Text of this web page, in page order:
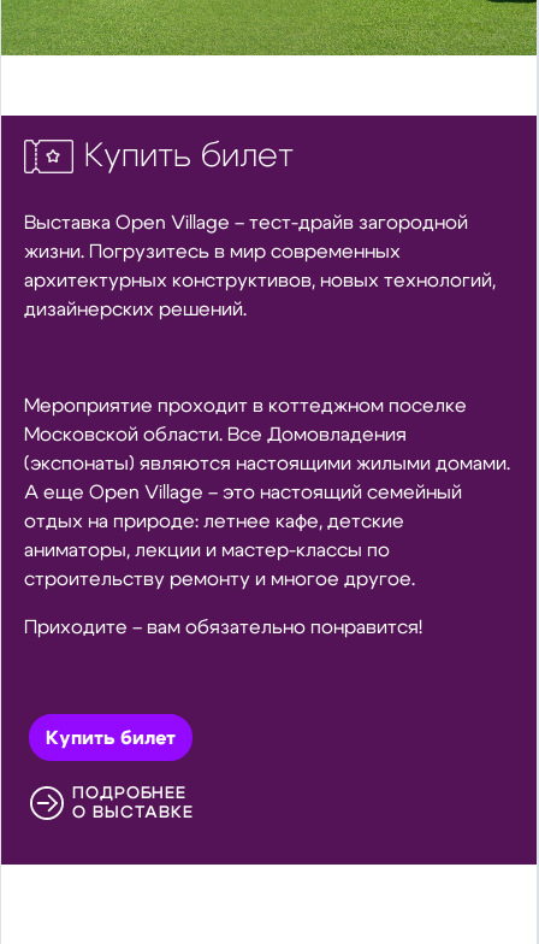
Купить билет
Выставка Open Village – тест-драйв загородной
жизни. Погрузитесь в мир современных
архитектурных конструктивов, новых технологий,
дизайнерских решений.
Мероприятие проходит в коттеджном поселке
Московской области. Все Домовладения
(экспонаты) являются настоящими жилыми домами.
А еще Open Village – это настоящий семейный
отдых на природе: летнее кафе, детские
аниматоры, лекции и мастер-классы по
строительству ремонту и многое другое.
Приходите – вам обязательно понравится!
Купить билет
ПОДРОБНЕЕ
О ВЫСТАВКЕ